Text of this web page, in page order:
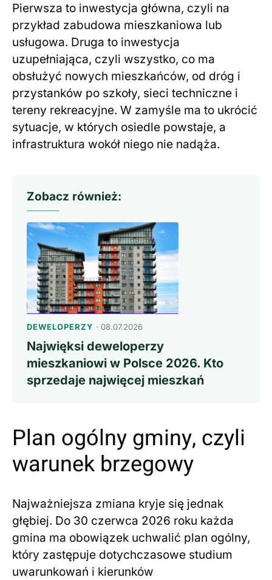
Pierwsza to inwestycja główna, czyli na
przykład zabudowa mieszkaniowa lub
usługowa. Druga to inwestycja
uzupełniająca, czyli wszystko, co ma
obsłużyć nowych mieszkańców, od dróg i
przystanków po szkoły, sieci techniczne i
tereny rekreacyjne. W zamyśle ma to ukrócić
sytuacje, w których osiedle powstaje, a
infrastruktura wokół niego nie nadąża.
Zobacz również:
DEWELOPERZY · 08.07.2026
Najwięksi deweloperzy
mieszkaniowi w Polsce 2026. Kto
sprzedaje najwięcej mieszkań
Plan ogólny gminy, czyli
warunek brzegowy
Najważniejsza zmiana kryje się jednak
głębiej. Do 30 czerwca 2026 roku każda
gmina ma obowiązek uchwalić plan ogólny,
który zastępuje dotychczasowe studium
uwarunkowań i kierunków